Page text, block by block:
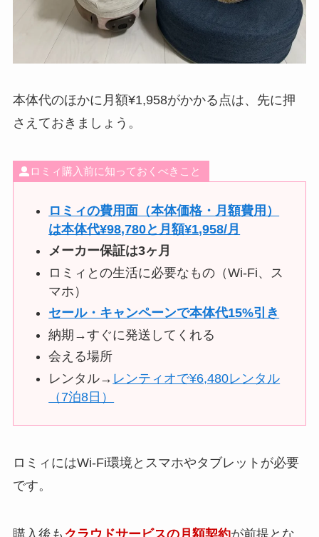
本体代のほかに月額¥1,958がかかる点は、先に押
さえておきましょう。
ロミィ購入前に知っておくべきこと
ロミィの費用面（本体価格・月額費用）
は本体代¥98,780と月額¥1,958/月
メーカー保証は3ヶ月
ロミィとの生活に必要なもの（Wi-Fi、ス
マホ）
セール・キャンペーンで本体代15%引き
納期→すぐに発送してくれる
会える場所
レンタル→ レンティオで¥6,480レンタル
（7泊8日）
ロミィにはWi-Fi環境とスマホやタブレットが必要
です。